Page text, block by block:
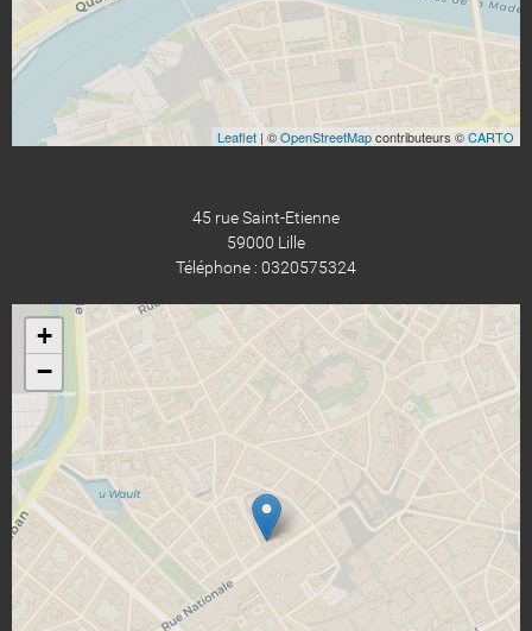
Leaflet | ©OpenStreetMapcontributeurs ©CARTO
45 rue Saint-Etienne
59000 Lille
Téléphone : 0320575324
+
−